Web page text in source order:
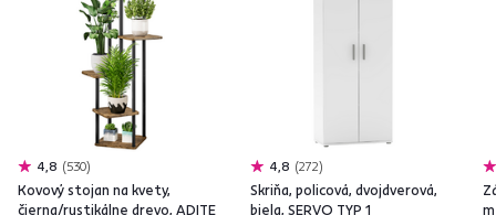
4,8 530
Kovový stojan na kvety,
čierna/rustikálne drevo, ADITE
4,8 272
Skriňa, policová, dvojdverová,
biela, SERVO TYP 1